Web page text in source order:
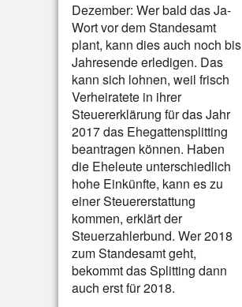
Dezember: Wer bald das Ja-
Wort vor dem Standesamt
plant, kann dies auch noch bis
Jahresende erledigen. Das
kann sich lohnen, weil frisch
Verheiratete in ihrer
Steuererklärung für das Jahr
2017 das Ehegattensplitting
beantragen können. Haben
die Eheleute unterschiedlich
hohe Einkünfte, kann es zu
einer Steuererstattung
kommen, erklärt der
Steuerzahlerbund. Wer 2018
zum Standesamt geht,
bekommt das Splitting dann
auch erst für 2018.